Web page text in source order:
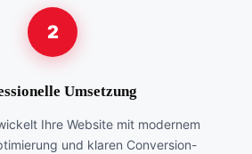
2
Umsetzung
Ihre Website mit modernem
und klaren Conversion-